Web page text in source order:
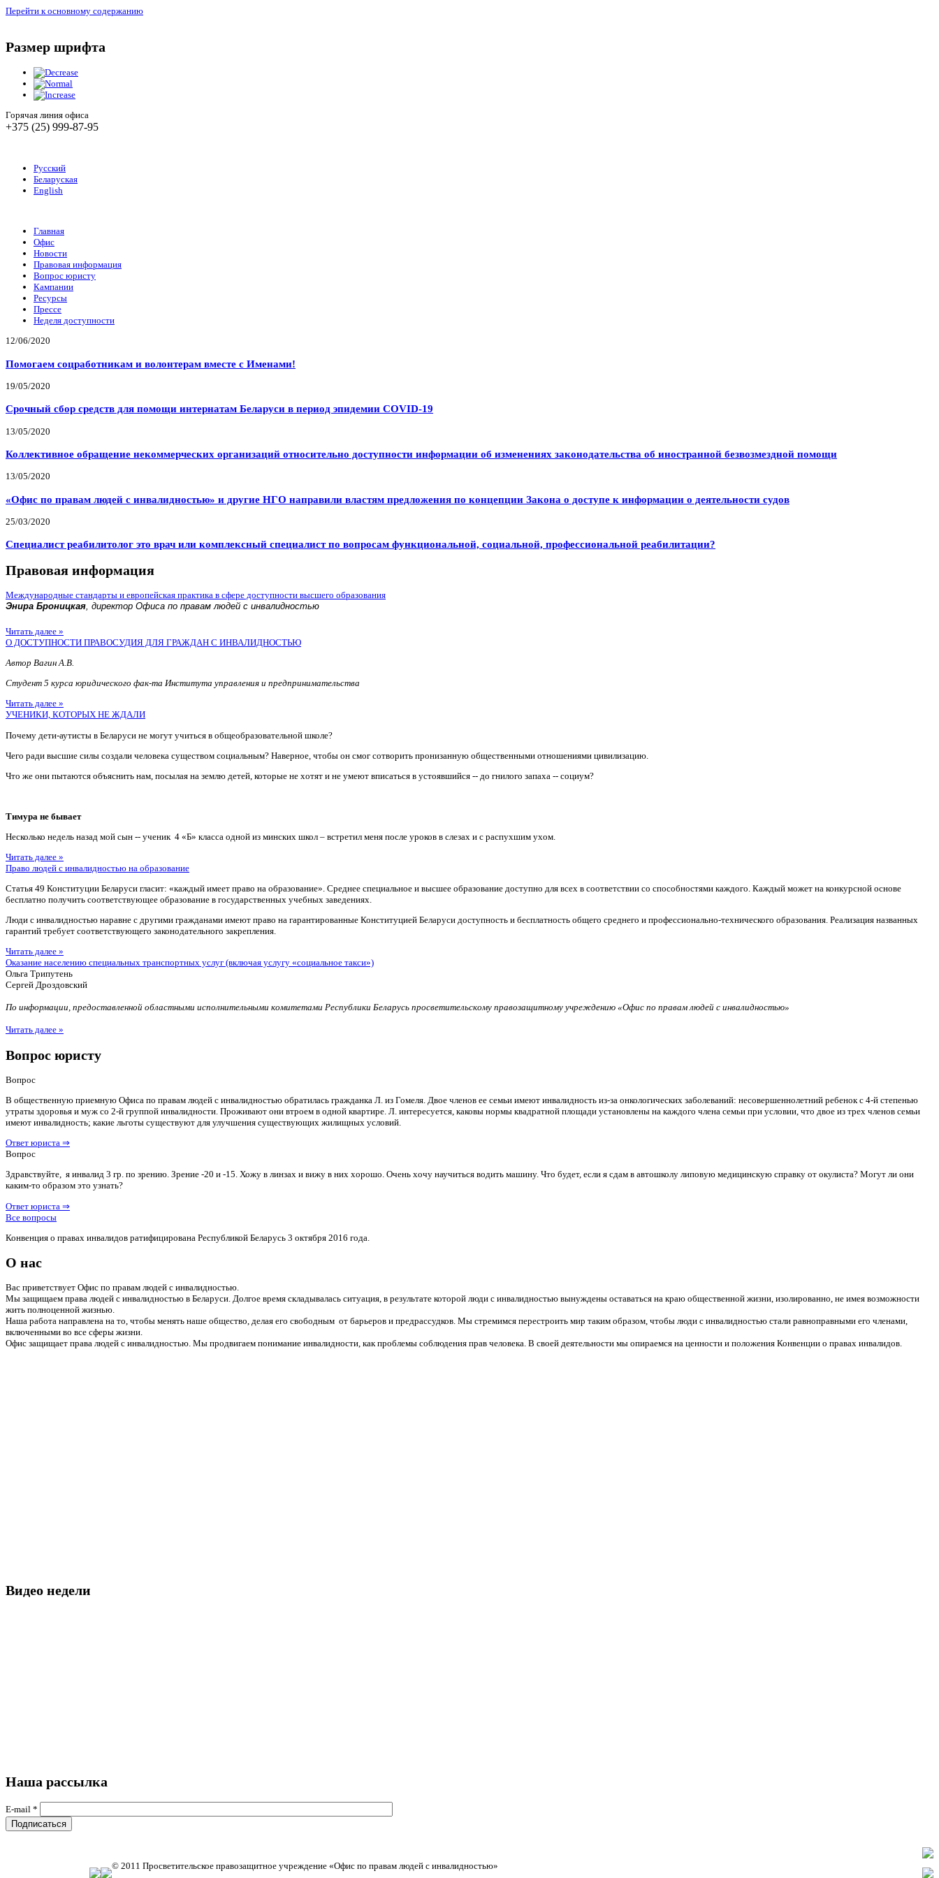
Перейти к основному содержанию
Размер шрифта
Горячая линия офиса
+375 (25) 999-87-95
Русский
Беларуская
English
Главная
Офис
Новости
Правовая информация
Вопрос юристу
Кампании
Ресурсы
Прессе
Неделя доступности
12/06/2020
Помогаем соцработникам и волонтерам вместе с Именами!
19/05/2020
Срочный сбор средств для помощи интернатам Беларуси в период эпидемии COVID-19
13/05/2020
Коллективное обращение некоммерческих организаций относительно доступности информации об изменениях законодательства об иностранной безвозмездной помощи
13/05/2020
«Офис по правам людей с инвалидностью» и другие НГО направили властям предложения по концепции Закона о доступе к информации о деятельности судов
25/03/2020
Специалист реабилитолог это врач или комплексный специалист по вопросам функциональной, социальной, профессиональной реабилитации?
Правовая информация
Международные стандарты и европейская практика в сфере доступности высшего образования
Энира Броницкая, директор Офиса по правам людей с инвалидностью
Читать далее »
О ДОСТУПНОСТИ ПРАВОСУДИЯ ДЛЯ ГРАЖДАН С ИНВАЛИДНОСТЬЮ
Автор Вагин А.В.
Студент 5 курса юридического фак-та Института управления и предпринимательства
Читать далее »
УЧЕНИКИ, КОТОРЫХ НЕ ЖДАЛИ
Почему дети-аутисты в Беларуси не могут учиться в общеобразовательной школе?
Чего ради высшие силы создали человека существом социальным? Наверное, чтобы он смог сотворить пронизанную общественными отношениями цивилизацию.
Что же они пытаются объяснить нам, посылая на землю детей, которые не хотят и не умеют вписаться в устоявшийся -- до гнилого запаха -- социум?
Тимура не бывает
Несколько недель назад мой сын -- ученик 4 «Б» класса одной из минских школ – встретил меня после уроков в слезах и с распухшим ухом.
Читать далее »
Право людей с инвалидностью на образование
Статья 49 Конституции Беларуси гласит: «каждый имеет право на образование». Среднее специальное и высшее образование доступно для всех в соответствии со способностями каждого. Каждый может на конкурсной основе
бесплатно получить соответствующее образование в государственных учебных заведениях.
Люди с инвалидностью наравне с другими гражданами имеют право на гарантированные Конституцией Беларуси доступность и бесплатность общего среднего и профессионально-технического образования. Реализация названных
гарантий требует соответствующего законодательного закрепления.
Читать далее »
Оказание населению специальных транспортных услуг (включая услугу «социальное такси»)
Ольга Трипутень
Сергей Дроздовский
По информации, предоставленной областными исполнительными комитетами Республики Беларусь просветительскому правозащитному учреждению «Офис по правам людей с инвалидностью»
Читать далее »
Вопрос юристу
Вопрос
В общественную приемную Офиса по правам людей с инвалидностью обратилась гражданка Л. из Гомеля. Двое членов ее семьи имеют инвалидность из-за онкологических заболеваний: несовершеннолетний ребенок с 4-й степенью
утраты здоровья и муж со 2-й группой инвалидности. Проживают они втроем в одной квартире. Л. интересуется, каковы нормы квадратной площади установлены на каждого члена семьи при условии, что двое из трех членов семьи
имеют инвалидность; какие льготы существуют для улучшения существующих жилищных условий.
Ответ юриста ⇒
Вопрос
Здравствуйте, я инвалид 3 гр. по зрению. Зрение -20 и -15. Хожу в линзах и вижу в них хорошо. Очень хочу научиться водить машину. Что будет, если я сдам в автошколу липовую медицинскую справку от окулиста? Могут ли они
каким-то образом это узнать?
Ответ юриста ⇒
Все вопросы
Конвенция о правах инвалидов ратифицирована Республикой Беларусь 3 октября 2016 года.
О нас
Вас приветствует Офис по правам людей с инвалидностью.
Мы защищаем права людей с инвалидностью в Беларуси. Долгое время складывалась ситуация, в результате которой люди с инвалидностью вынуждены оставаться на краю общественной жизни, изолированно, не имея возможности
жить полноценной жизнью.
Наша работа направлена на то, чтобы менять наше общество, делая его свободным от барьеров и предрассудков. Мы стремимся перестроить мир таким образом, чтобы люди с инвалидностью стали равноправными его членами,
включенными во все сферы жизни.
Офис защищает права людей с инвалидностью. Мы продвигаем понимание инвалидности, как проблемы соблюдения прав человека. В своей деятельности мы опираемся на ценности и положения Конвенции о правах инвалидов.
Видео недели
Наша рассылка
E-mail *
© 2011 Просветительское правозащитное учреждение «Офис по правам людей с инвалидностью»